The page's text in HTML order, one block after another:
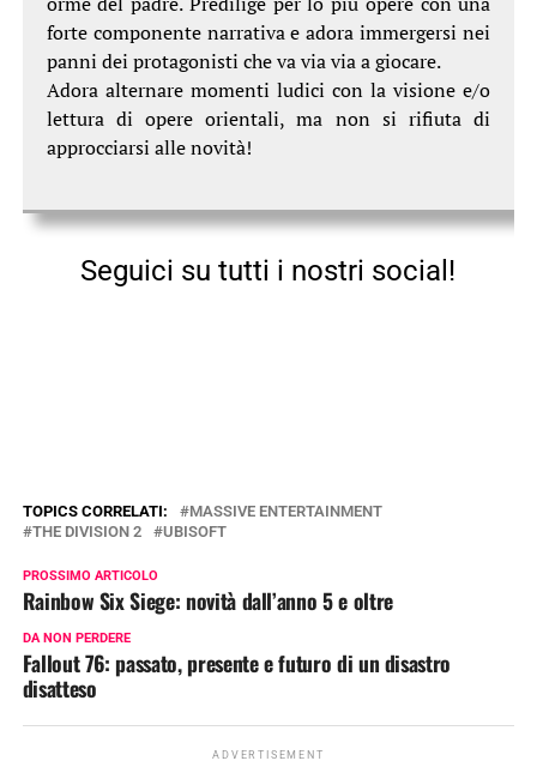
forte componente narrativa e adora immergersi nei
panni dei protagonisti che va via via a giocare.
Adora alternare momenti ludici con la visione e/o
lettura di opere orientali, ma non si rifiuta di
approcciarsi alle novità!
Seguici su tutti i nostri social!
TOPICS CORRELATI:
MASSIVE ENTERTAINMENT
THE DIVISION 2
UBISOFT
PROSSIMO ARTICOLO
Rainbow Six Siege: novità dall’anno 5 e oltre
DA NON PERDERE
Fallout 76: passato, presente e futuro di un disastro
disatteso
ADVERTISEMENT